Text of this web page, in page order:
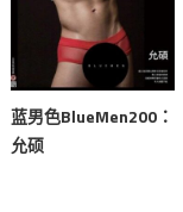
蓝男色BlueMen200：
允硕